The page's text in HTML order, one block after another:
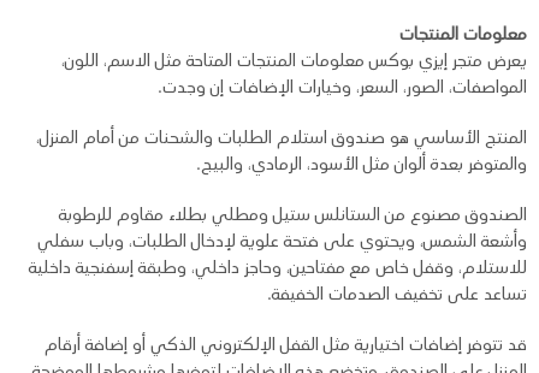
معلومات المنتجات
يعرض متجر إيزي بوكس معلومات المنتجات المتاحة مثل الاسم، اللون،
المواصفات، الصور، السعر، وخيارات الإضافات إن وجدت.
المنتج الأساسي هو صندوق استلام الطلبات والشحنات من أمام المنزل،
والمتوفر بعدة ألوان مثل الأسود، الرمادي، والبيج.
الصندوق مصنوع من الستانلس ستيل ومطلي بطلاء مقاوم للرطوبة
وأشعة الشمس، ويحتوي على فتحة علوية لإدخال الطلبات، وباب سفلي
للاستلام، وقفل خاص مع مفتاحين، وحاجز داخلي، وطبقة إسفنجية داخلية
تساعد على تخفيف الصدمات الخفيفة.
قد تتوفر إضافات اختيارية مثل القفل الإلكتروني الذكي أو إضافة أرقام